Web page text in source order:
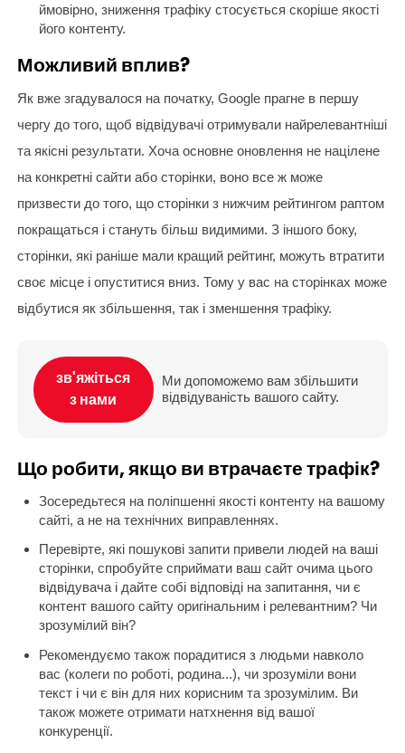
ймовірно, зниження трафіку стосується скоріше якості
його контенту.
Можливий вплив?
Як вже згадувалося на початку, Google прагне в першу
чергу до того, щоб відвідувачі отримували найрелевантніші
та якісні результати. Хоча основне оновлення не націлене
на конкретні сайти або сторінки, воно все ж може
призвести до того, що сторінки з нижчим рейтингом раптом
покращаться і стануть більш видимими. З іншого боку,
сторінки, які раніше мали кращий рейтинг, можуть втратити
своє місце і опуститися вниз. Тому у вас на сторінках може
відбутися як збільшення, так і зменшення трафіку.
зв'яжіться
з нами
Ми допоможемо вам збільшити
відвідуваність вашого сайту.
Що робити, якщо ви втрачаєте трафік?
Зосередьтеся на поліпшенні якості контенту на вашому
сайті, а не на технічних виправленнях.
Перевірте, які пошукові запити привели людей на ваші
сторінки, спробуйте сприймати ваш сайт очима цього
відвідувача і дайте собі відповіді на запитання, чи є
контент вашого сайту оригінальним і релевантним? Чи
зрозумілий він?
Рекомендуємо також порадитися з людьми навколо
вас (колеги по роботі, родина...), чи зрозуміли вони
текст і чи є він для них корисним та зрозумілим. Ви
також можете отримати натхнення від вашої
конкуренції.